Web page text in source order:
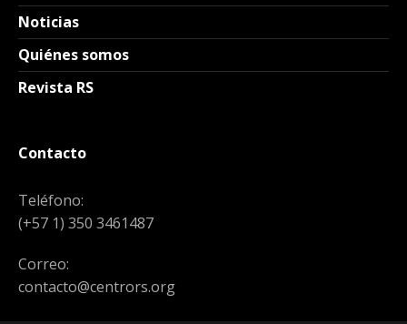
Noticias
Quiénes somos
Revista RS
Contacto
Teléfono:
(+57 1) 350 3461487
Correo:
contacto@centrors.org